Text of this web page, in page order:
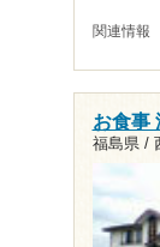
関連情報
お食事
福島県 /